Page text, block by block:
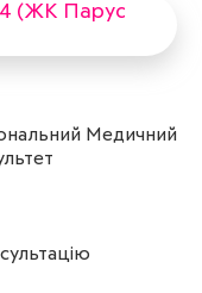
4 (ЖК Парус
Медичний